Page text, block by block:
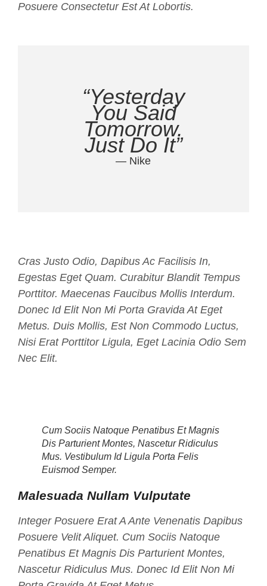
Posuere Consectetur Est At Lobortis.
“Yesterday
You Said
Tomorrow.
Just Do It”
— Nike
Cras Justo Odio, Dapibus Ac Facilisis In,
Egestas Eget Quam. Curabitur Blandit Tempus
Porttitor. Maecenas Faucibus Mollis Interdum.
Donec Id Elit Non Mi Porta Gravida At Eget
Metus. Duis Mollis, Est Non Commodo Luctus,
Nisi Erat Porttitor Ligula, Eget Lacinia Odio Sem
Nec Elit.
Cum Sociis Natoque Penatibus Et Magnis
Dis Parturient Montes, Nascetur Ridiculus
Mus. Vestibulum Id Ligula Porta Felis
Euismod Semper.
Malesuada Nullam Vulputate
Integer Posuere Erat A Ante Venenatis Dapibus
Posuere Velit Aliquet. Cum Sociis Natoque
Penatibus Et Magnis Dis Parturient Montes,
Nascetur Ridiculus Mus. Donec Id Elit Non Mi